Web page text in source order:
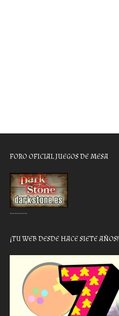
FORO OFICIAL JUEGOS DE MESA
………..
¡TU WEB DESDE HACE SIETE AÑOS!